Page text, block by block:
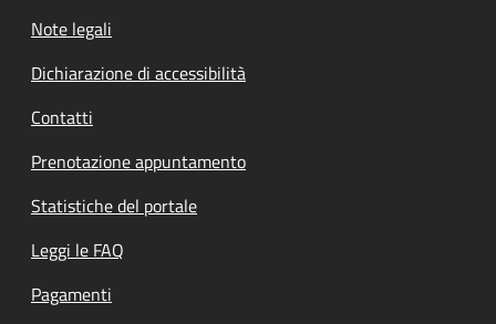
Note legali
Dichiarazione di accessibilità
Contatti
Prenotazione appuntamento
Statistiche del portale
Leggi le FAQ
Pagamenti